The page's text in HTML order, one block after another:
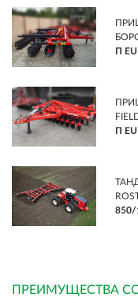
П
П
850/
ПРЕИМУЩЕСТВА